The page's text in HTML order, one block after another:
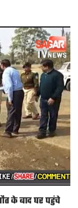
के बाद घर पहुंचे